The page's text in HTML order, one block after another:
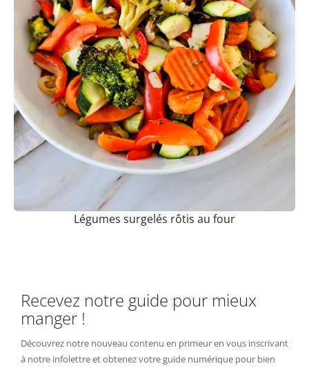
Légumes surgelés rôtis au four
Recevez notre guide pour mieux
manger !
Découvrez notre nouveau contenu en primeur en vous inscrivant
à notre infolettre et obtenez votre guide numérique pour bien